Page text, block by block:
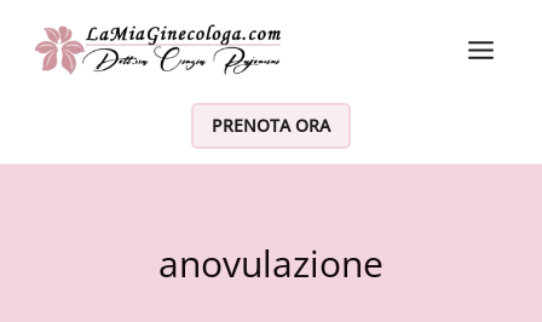
Vai al contenuto
PRENOTA ORA
anovulazione